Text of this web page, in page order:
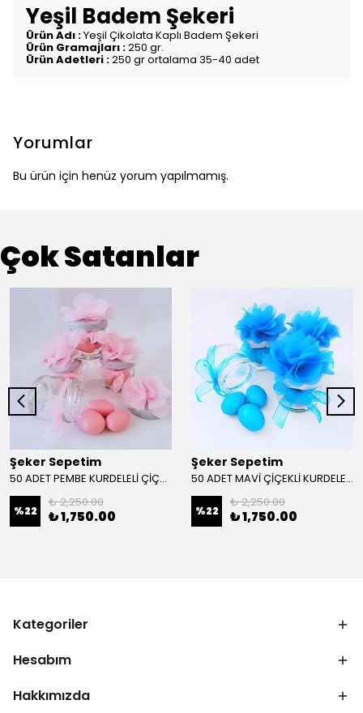
Yeşil Badem Şekeri
Ürün Adı :Yeşil Çikolata Kaplı Badem Şekeri
Ürün Gramajları :250 gr.
Ürün Adetleri :250 gr ortalama 35-40 adet
Yorumlar
Bu ürün için henüz yorum yapılmamış.
Çok Satanlar
Şeker Sepetim
50 ADET PEMBE KURDELELİ ÇİÇEKLİ KAVANOZLU BADEM DRAJE 76
%22
₺ 2,250.00
₺ 1,750.00
Şeker Sepetim
50 ADET MAVİ ÇİÇEKLİ KURDELELİ KAVANOZLU BADEM DRAJE 75
%22
₺ 2,250.00
₺ 1,750.00
Kategoriler
Hesabım
Hakkımızda